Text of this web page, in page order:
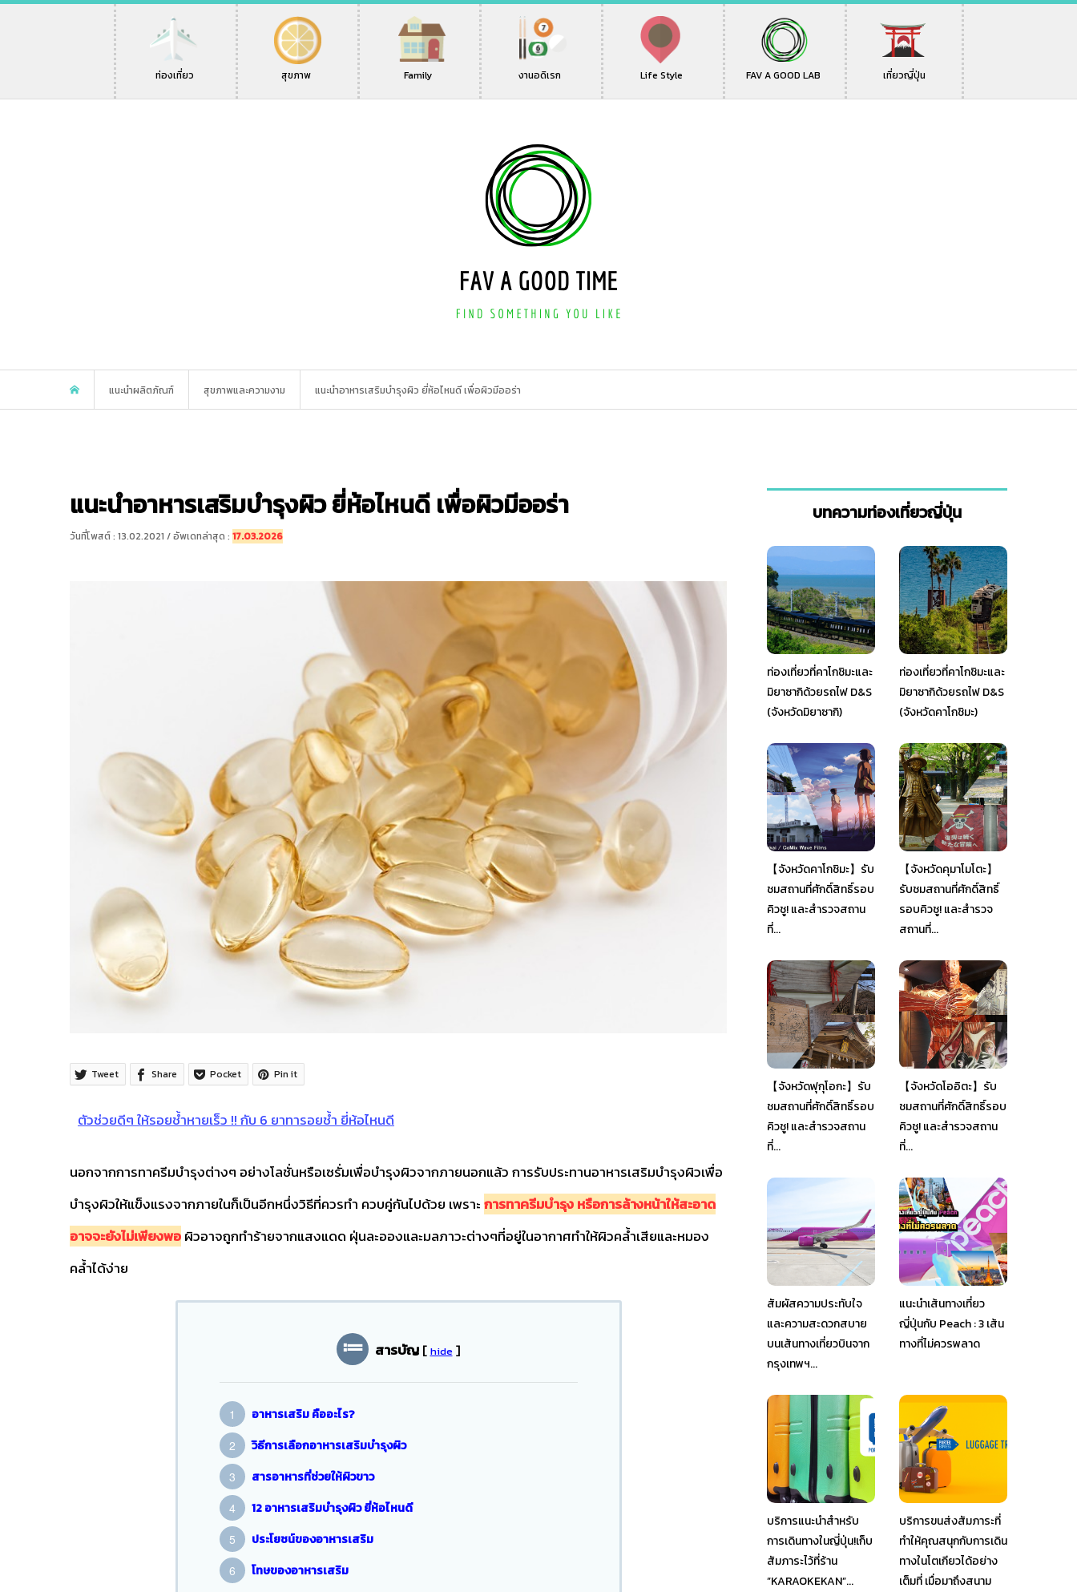
ท่องเที่ยว สุขภาพ Family งานอดิเรก Life Style FAV A GOOD LAB เที่ยวญี่ปุ่น
แนะนำผลิตภัณฑ์ สุขภาพและความงาม แนะนำอาหารเสริมบำรุงผิว ยี่ห้อไหนดี เพื่อผิวมีออร่า
แนะนำอาหารเสริมบำรุงผิว ยี่ห้อไหนดี เพื่อผิวมีออร่า
วันที่โพสต์ : 13.02.2021 / อัพเดทล่าสุด : 17.03.2026
Tweet Share Pocket Pin it
ตัวช่วยดีๆ ให้รอยช้ำหายเร็ว !! กับ 6 ยาทารอยช้ำ ยี่ห้อไหนดี
นอกจากการทาครีมบำรุงต่างๆ อย่างโลชั่นหรือเซรั่มเพื่อบำรุงผิวจากภายนอกแล้ว การรับประทานอาหารเสริมบำรุงผิวเพื่อ
บำรุงผิวให้แข็งแรงจากภายในก็เป็นอีกหนึ่งวิธีที่ควรทำ ควบคู่กันไปด้วย เพราะการทาครีมบำรุง หรือการล้างหน้าให้สะอาด
อาจจะยังไม่เพียงพอผิวอาจถูกทำร้ายจากแสงแดด ฝุ่นละอองและมลภาวะต่างๆที่อยู่ในอากาศทำให้ผิวคล้ำเสียและหมอง
คล้ำได้ง่าย
สารบัญ [ hide ]
อาหารเสริม คืออะไร?
วิธีการเลือกอาหารเสริมบำรุงผิว
สารอาหารที่ช่วยให้ผิวขาว
12 อาหารเสริมบำรุงผิว ยี่ห้อไหนดี
ประโยชน์ของอาหารเสริม
โทษของอาหารเสริม
บทความท่องเที่ยวญี่ปุ่น
ท่องเที่ยวที่คาโกชิมะและ
มิยาซากิด้วยรถไฟ D&S
(จังหวัดมิยาซากิ)
ท่องเที่ยวที่คาโกชิมะและ
มิยาซากิด้วยรถไฟ D&S
(จังหวัดคาโกชิมะ)
【จังหวัดคาโกชิมะ】รับ
ชมสถานที่ศักดิ์สิทธิ์รอบ
คิวชู! และสำรวจสถาน
ที่...
【จังหวัดคุมาโมโตะ】
รับชมสถานที่ศักดิ์สิทธิ์
รอบคิวชู! และสำรวจ
สถานที่...
【จังหวัดฟุกุโอกะ】รับ
ชมสถานที่ศักดิ์สิทธิ์รอบ
คิวชู! และสำรวจสถาน
ที่...
【จังหวัดโออิตะ】รับ
ชมสถานที่ศักดิ์สิทธิ์รอบ
คิวชู! และสำรวจสถาน
ที่...
สัมผัสความประทับใจ
และความสะดวกสบาย
บนเส้นทางเที่ยวบินจาก
กรุงเทพฯ...
แนะนำเส้นทางเที่ยว
ญี่ปุ่นกับ Peach : 3 เส้น
ทางที่ไม่ควรพลาด
บริการแนะนำสำหรับ
การเดินทางในญี่ปุ่น!เก็บ
สัมภาระไว้ที่ร้าน
”KARAOKEKAN”...
บริการขนส่งสัมภาระที่
ทำให้คุณสนุกกับการเดิน
ทางในโตเกียวได้อย่าง
เต็มที่ เมื่อมาถึงสนาม